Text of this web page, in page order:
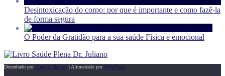
Desintoxicação do corpo: por que é importante e como fazê-la
de forma segura
O Poder da Gratidão para a sua saúde Física e emocional
Desenhado por Elegant Themes | Alimentado porWordPress